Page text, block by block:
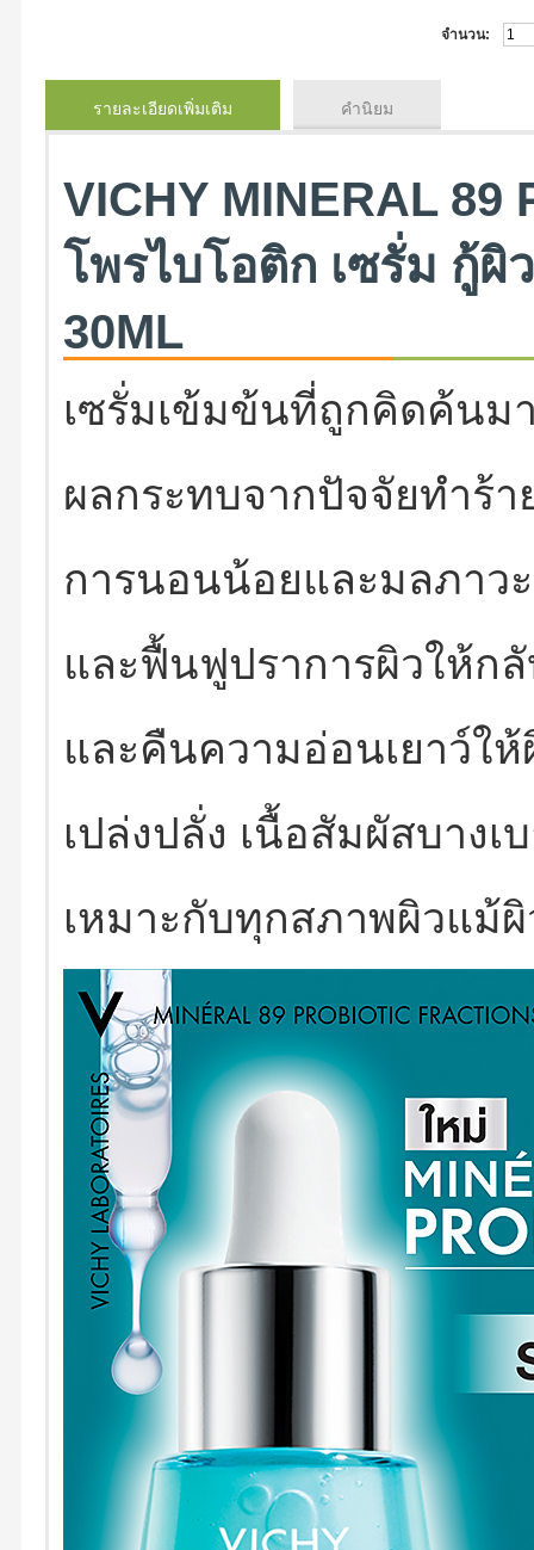
จำนวน:
รายละเอียดเพิ่มเติม คำนิยม
VICHY MINERAL 89
โพรไบโอติก เซรั่ม กู้
30ML
เซรั่มเข้มข้นที่ถูกคิดค้นม
ผลกระทบจากปัจจัยทำร้า
การนอนน้อยและมลภาว
และฟื้นฟูปราการผิวให้ก
และคืนความอ่อนเยาว์ใ
เปล่งปลั่ง เนื้อสัมผัสบาง
เหมาะกับทุกสภาพผิวแม้